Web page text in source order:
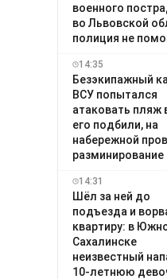
военного
во Львовской
полиция не
14:35
Безэкипажный
ВСУ попытался
атаковать пляж
его подбили, на
набережной
разминирование
14:31
Шёл за ней до
подъезда и
квартиру: в
Сахалинске
неизвестный
10-летнюю